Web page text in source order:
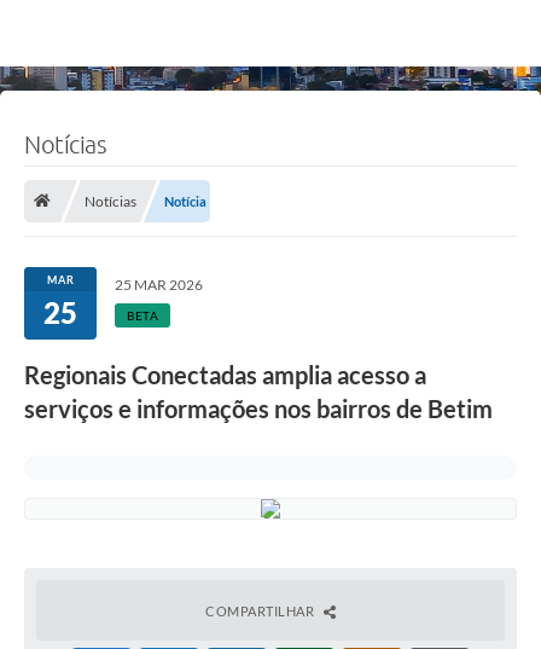
Notícias
Notícias Notícia
MAR
25
25 MAR 2026
BETA
Regionais Conectadas amplia acesso a
serviços e informações nos bairros de Betim
COMPARTILHAR